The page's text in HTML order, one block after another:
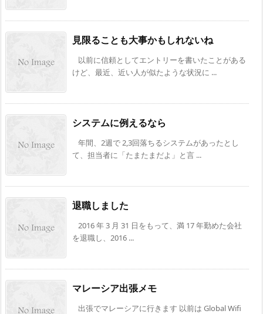
見限ることも大事かもしれないね
以前に信頼としてエントリーを書いたことがある
けど、最近、近い人が似たような状況に ...
システムに例えるなら
年間、2週で 2,3回落ちるシステムがあったとし
て、担当者に「たまたまだよ」と言 ...
退職しました
2016 年 3 月 31 日をもって、満 17 年勤めた会社
を退職し、2016 ...
マレーシア出張メモ
出張でマレーシアに行きます 以前は Global Wifi